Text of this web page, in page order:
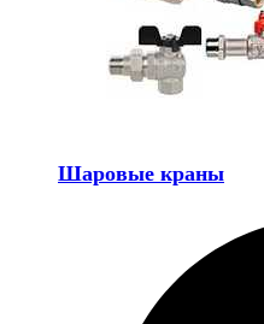
Шаровые краны